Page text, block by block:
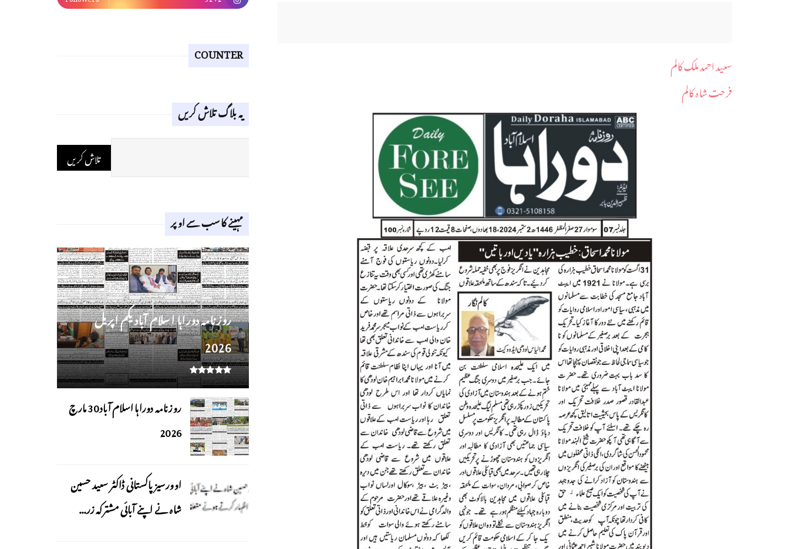
سعید احمد ملک کالم
فرحت شاہ کالم
COUNTER
یہ بلاگ تلاش کریں
مہینے کا سب سے اوپر
روز نامہ دوراہا اسلام آباد یکم اپریل
2026
روزنامہ دوراہا اسلام آباد 30 مارچ
2026
اوورسیز پاکستانی ڈاکٹر سعید حسین
شاہ نے اپنے آبائی مشترکہ زر...